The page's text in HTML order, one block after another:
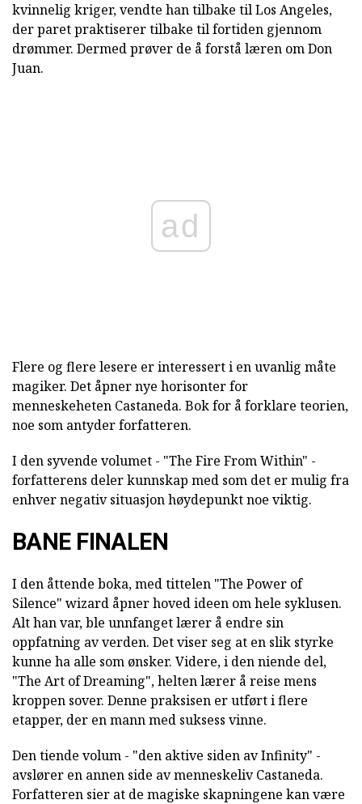
kvinnelig kriger, vendte han tilbake til Los Angeles,
der paret praktiserer tilbake til fortiden gjennom
drømmer. Dermed prøver de å forstå læren om Don
Juan.
ad
Flere og flere lesere er interessert i en uvanlig måte
magiker. Det åpner nye horisonter for
menneskeheten Castaneda. Bok for å forklare teorien,
noe som antyder forfatteren.
I den syvende volumet - "The Fire From Within" -
forfatterens deler kunnskap med som det er mulig fra
enhver negativ situasjon høydepunkt noe viktig.
BANE FINALEN
I den åttende boka, med tittelen "The Power of
Silence" wizard åpner hoved ideen om hele syklusen.
Alt han var, ble unnfanget lærer å endre sin
oppfatning av verden. Det viser seg at en slik styrke
kunne ha alle som ønsker. Videre, i den niende del,
"The Art of Dreaming", helten lærer å reise mens
kroppen sover. Denne praksisen er utført i flere
etapper, der en mann med suksess vinne.
Den tiende volum - "den aktive siden av Infinity" -
avslører en annen side av menneskeliv Castaneda.
Forfatteren sier at de magiske skapningene kan være